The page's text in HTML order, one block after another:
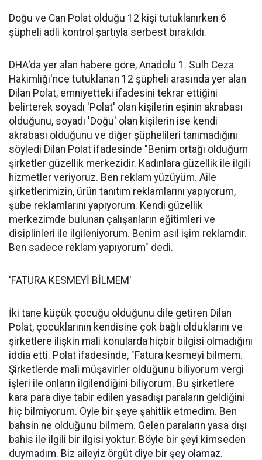
Doğu ve Can Polat olduğu 12 kişi tutuklanırken 6
şüpheli adli kontrol şartıyla serbest bırakıldı.
DHA'da yer alan habere göre, Anadolu 1. Sulh Ceza
Hakimliği'nce tutuklanan 12 şüpheli arasında yer alan
Dilan Polat, emniyetteki ifadesini tekrar ettiğini
belirterek soyadı 'Polat' olan kişilerin eşinin akrabası
olduğunu, soyadı 'Doğu' olan kişilerin ise kendi
akrabası olduğunu ve diğer şüphelileri tanımadığını
söyledi Dilan Polat ifadesinde "Benim ortağı olduğum
şirketler güzellik merkezidir. Kadınlara güzellik ile ilgili
hizmetler veriyoruz. Ben reklam yüzüyüm. Aile
şirketlerimizin, ürün tanıtım reklamlarını yapıyorum,
şube reklamlarını yapıyorum. Kendi güzellik
merkezimde bulunan çalışanların eğitimleri ve
disiplinleri ile ilgileniyorum. Benim asıl işim reklamdır.
Ben sadece reklam yapıyorum" dedi.
'FATURA KESMEYİ BİLMEM'
İki tane küçük çocuğu olduğunu dile getiren Dilan
Polat, çocuklarının kendisine çok bağlı olduklarını ve
şirketlere ilişkin mali konularda hiçbir bilgisi olmadığını
iddia etti. Polat ifadesinde, "Fatura kesmeyi bilmem.
Şirketlerde mali müşavirler olduğunu biliyorum vergi
işleri ile onların ilgilendiğini biliyorum. Bu şirketlere
kara para diye tabir edilen yasadışı paraların geldiğini
hiç bilmiyorum. Öyle bir şeye şahitlik etmedim. Ben
bahsin ne olduğunu bilmem. Gelen paraların yasa dışı
bahis ile ilgili bir ilgisi yoktur. Böyle bir şeyi kimseden
duymadım. Biz aileyiz örgüt diye bir şey olamaz.